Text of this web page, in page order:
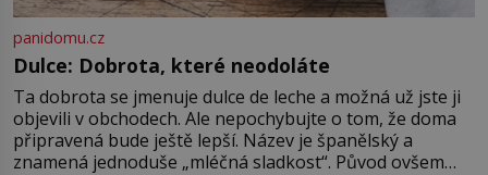
panidomu.cz
Dulce: Dobrota, které neodoláte
Ta dobrota se jmenuje dulce de leche a možná už jste ji
objevili v obchodech. Ale nepochybujte o tom, že doma
připravená bude ještě lepší. Název je španělský a
znamená jednoduše „mléčná sladkost“. Původ ovšem